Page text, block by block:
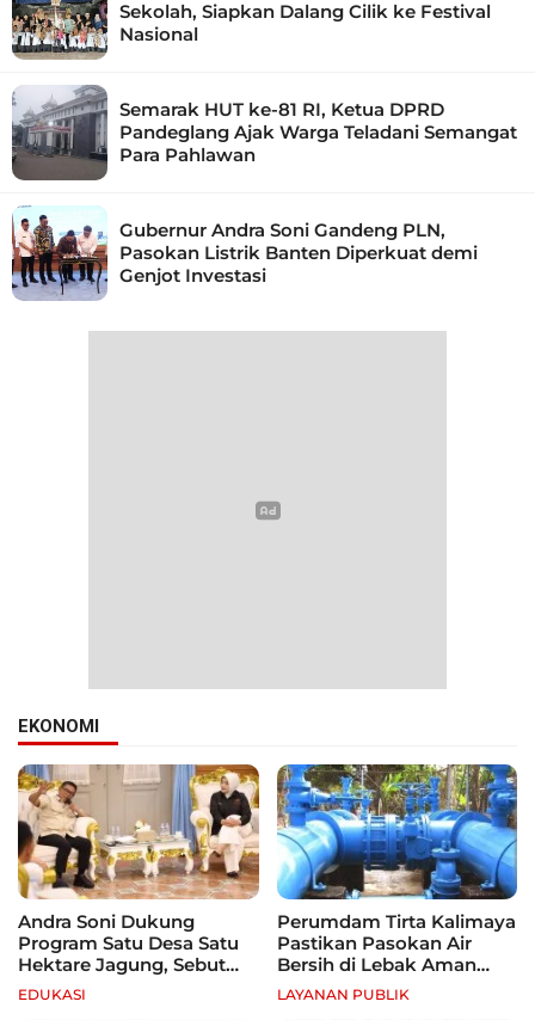
Sekolah, Siapkan Dalang Cilik ke Festival
Nasional
Semarak HUT ke-81 RI, Ketua DPRD
Pandeglang Ajak Warga Teladani Semangat
Para Pahlawan
Gubernur Andra Soni Gandeng PLN,
Pasokan Listrik Banten Diperkuat demi
Genjot Investasi
EKONOMI
Andra Soni Dukung
Program Satu Desa Satu
Hektare Jagung, Sebut
Banten Punya Peluang
Jadi Sentra Produksi
EDUKASI
Perumdam Tirta Kalimaya
Pastikan Pasokan Air
Bersih di Lebak Aman
Selama Kemarau
LAYANAN PUBLIK